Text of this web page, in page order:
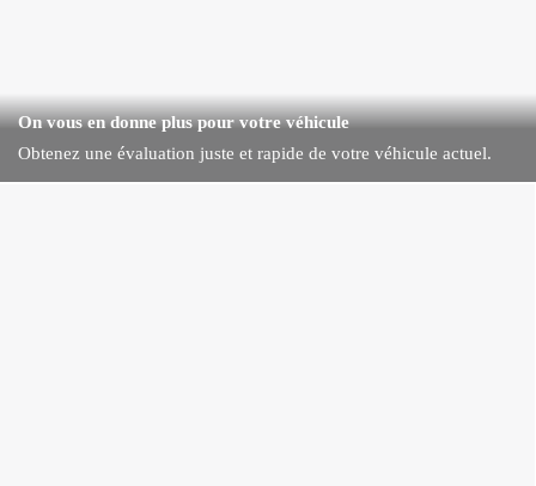
On vous en donne plus pour votre véhicule
Obtenez une évaluation juste et rapide de votre véhicule actuel.